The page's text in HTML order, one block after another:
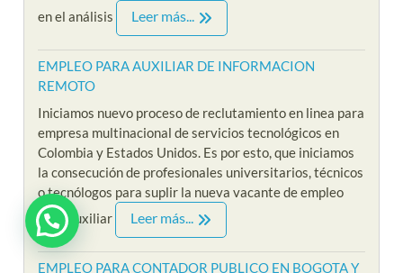
en el análisis
Leer más...
EMPLEO PARA AUXILIAR DE INFORMACION
REMOTO
Iniciamos nuevo proceso de reclutamiento en linea para
empresa multinacional de servicios tecnológicos en
Colombia y Estados Unidos. Es por esto, que iniciamos
la consecución de profesionales universitarios, técnicos
o tecnólogos para suplir la nueva vacante de empleo
para auxiliar
Leer más...
EMPLEO PARA CONTADOR PUBLICO EN BOGOTA Y